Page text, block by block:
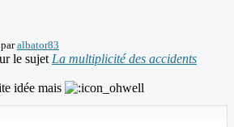
paralbator83
le sujet La multiplicité des accidents
idée mais